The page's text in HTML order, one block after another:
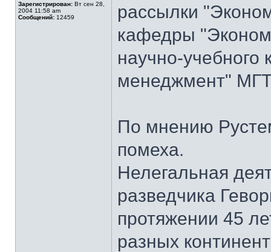
Зарегистрирован: Вт сен 28,
2004 11:58 am
Сообщений: 12459
рассылки
кафедры
научно-
менеджмент"
По мнению
помеха.
Нелегальная
разведчика
протяжении 45
разных